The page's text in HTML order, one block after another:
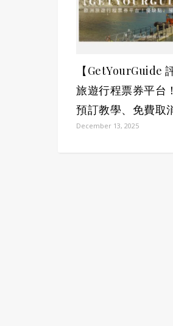
【GetYourGuide
旅遊行程票券平台
預訂教學、免費取
December 13, 2025